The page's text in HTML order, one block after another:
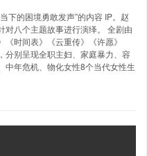
下的困境勇敢发声”的内容 IP。赵
对八个主题故事进行演绎。 全剧由
《时间表》《云重传》《许愿》
分别呈现全职主妇、家庭暴力、容
中年危机、物化女性8个当代女性生